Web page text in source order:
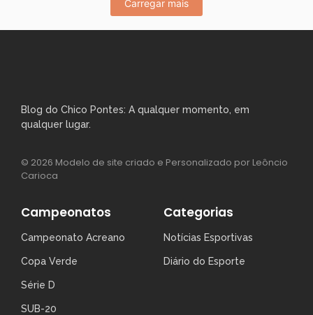
Carregar mais
Blog do Chico Pontes: A qualquer momento, em
qualquer lugar.
© 2026 Modelo de site criado e Personalizado por Leôncio
Carioca
Campeonatos
Campeonato Acreano
Copa Verde
Série D
SUB-20
Categorias
Notícias Esportivas
Diário do Esporte